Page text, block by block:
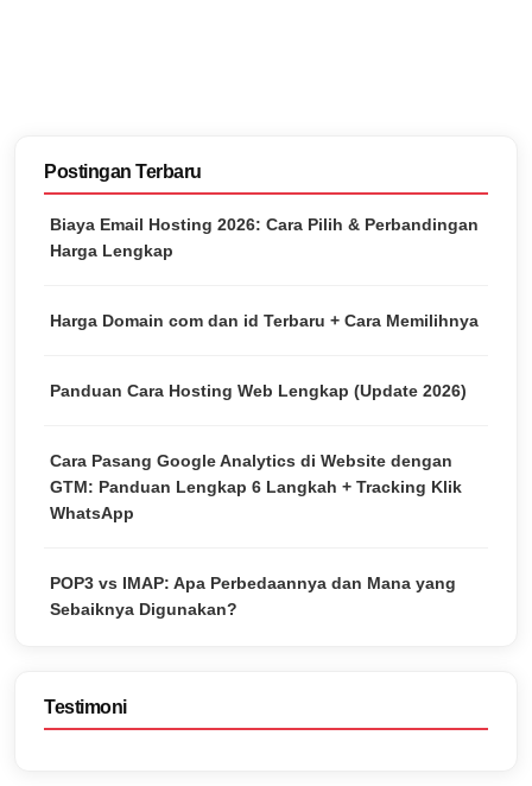
Postingan Terbaru
Biaya Email Hosting 2026: Cara Pilih & Perbandingan
Harga Lengkap
Harga Domain com dan id Terbaru + Cara Memilihnya
Panduan Cara Hosting Web Lengkap (Update 2026)
Cara Pasang Google Analytics di Website dengan
GTM: Panduan Lengkap 6 Langkah + Tracking Klik
WhatsApp
POP3 vs IMAP: Apa Perbedaannya dan Mana yang
Sebaiknya Digunakan?
Testimoni